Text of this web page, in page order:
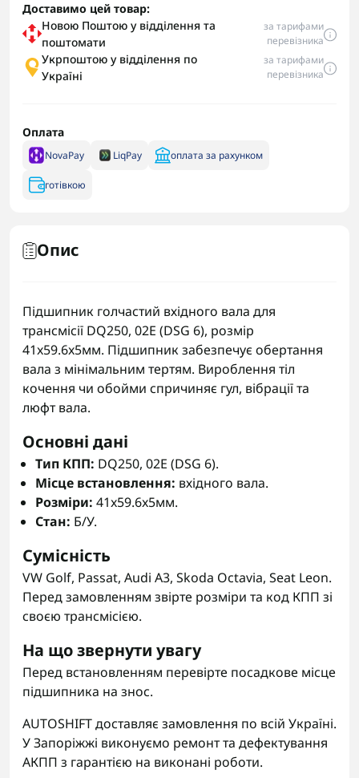
Доставимо цей товар:
Новою Поштою у відділення та
поштомати
за тарифами
перевізника
Укрпоштою у відділення по
Україні
за тарифами
перевізника
Оплата
NovaPay LiqPay оплата за рахунком
готівкою
Опис
Підшипник голчастий вхідного вала для
трансмісії DQ250, 02E (DSG 6), розмір
41x59.6x5мм. Підшипник забезпечує обертання
вала з мінімальним тертям. Вироблення тіл
кочення чи обойми спричиняє гул, вібрації та
люфт вала.
Основні дані
Тип КПП: DQ250, 02E (DSG 6).
Місце встановлення: вхідного вала.
Розміри: 41x59.6x5мм.
Стан: Б/У.
Сумісність
VW Golf, Passat, Audi A3, Skoda Octavia, Seat Leon.
Перед замовленням звірте розміри та код КПП зі
своєю трансмісією.
На що звернути увагу
Перед встановленням перевірте посадкове місце
підшипника на знос.
AUTOSHIFT доставляє замовлення по всій Україні.
У Запоріжжі виконуємо ремонт та дефектування
АКПП з гарантією на виконані роботи.